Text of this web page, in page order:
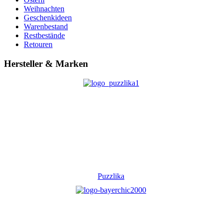
Weihnachten
Geschenkideen
Warenbestand
Restbestände
Retouren
Hersteller & Marken
Puzzlika